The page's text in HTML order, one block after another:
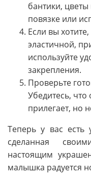
бантики,
повязке или
Если вы
эластичной,
используйте
закрепления.
Проверьте
Убедитесь, что
прилегает, но
Теперь у вас есть
сделанная
настоящим
малышка радуется